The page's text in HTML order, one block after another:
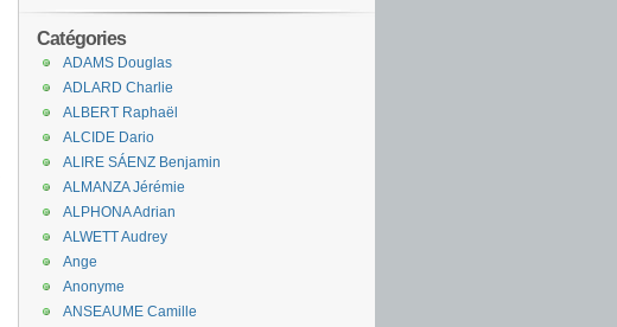
Catégories
ADAMS Douglas
ADLARD Charlie
ALBERT Raphaël
ALCIDE Dario
ALIRE SÁENZ Benjamin
ALMANZA Jérémie
ALPHONA Adrian
ALWETT Audrey
Ange
Anonyme
ANSEAUME Camille